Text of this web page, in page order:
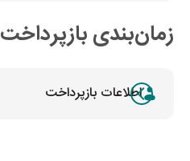
زمان‌بندی بازپرداخت
اطلاعات بازپرداخت